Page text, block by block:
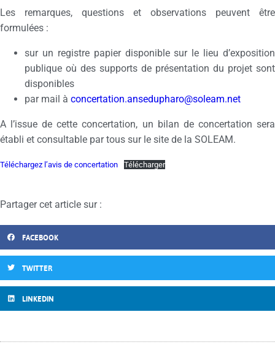
Les remarques, questions et observations peuvent être
formulées :
sur un registre papier disponible sur le lieu d’exposition
publique où des supports de présentation du projet sont
disponibles
par mail à concertation.ansedupharo@soleam.net
A l’issue de cette concertation, un bilan de concertation sera
établi et consultable par tous sur le site de la SOLEAM.
Téléchargez l’avis de concertation Télécharger
Partager cet article sur :
FACEBOOK
TWITTER
LINKEDIN